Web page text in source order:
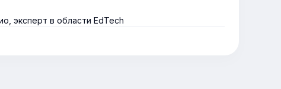
эксперт в области EdTech